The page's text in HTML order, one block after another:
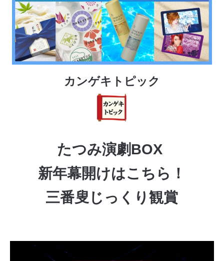
カンゲキトピック
たつみ演劇BOX
新年幕開けはこちら！
三番叟じっくり観賞